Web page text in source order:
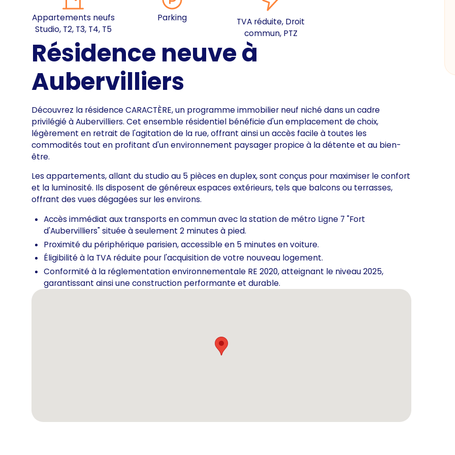
Appartements neufs
Studio, T2, T3, T4, T5
Parking
TVA réduite, Droit
commun, PTZ
Résidence neuve à
Aubervilliers
Découvrez la résidence CARACTÈRE, un programme immobilier neuf niché dans un cadre
privilégié à Aubervilliers. Cet ensemble résidentiel bénéficie d'un emplacement de choix,
légèrement en retrait de l'agitation de la rue, offrant ainsi un accès facile à toutes les
commodités tout en profitant d'un environnement paysager propice à la détente et au bien-
être.
Les appartements, allant du studio au 5 pièces en duplex, sont conçus pour maximiser le confort
et la luminosité. Ils disposent de généreux espaces extérieurs, tels que balcons ou terrasses,
offrant des vues dégagées sur les environs.
Accès immédiat aux transports en commun avec la station de métro Ligne 7 "Fort
d'Aubervilliers" située à seulement 2 minutes à pied.
Proximité du périphérique parisien, accessible en 5 minutes en voiture.
Éligibilité à la TVA réduite pour l'acquisition de votre nouveau logement.
Conformité à la réglementation environnementale RE 2020, atteignant le niveau 2025,
garantissant ainsi une construction performante et durable.